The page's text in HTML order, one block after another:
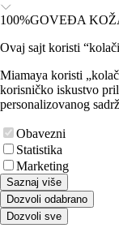
100%GOVEĐA
Ovaj sajt koristi
Miamaya koristi
korisničko iskustvo
personalizovanog
Obavezni
Statistika
Marketing
Saznaj više
Dozvoli odabrano
Dozvoli sve